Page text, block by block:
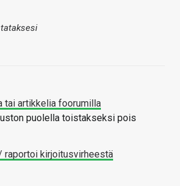
tai artikkelia foorumilla
puolella toistakseksi pois
raportoi kirjoitusvirheestä